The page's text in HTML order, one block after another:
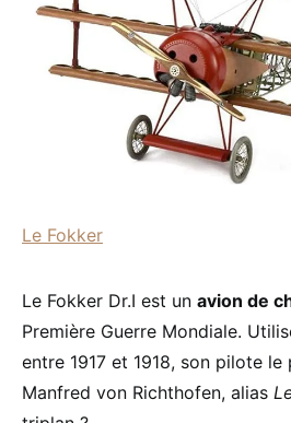
Le Fokker
Le Fokker Dr.I est un avion de
Première Guerre Mondiale.
entre 1917 et 1918, son pilote
Manfred von Richthofen, alias